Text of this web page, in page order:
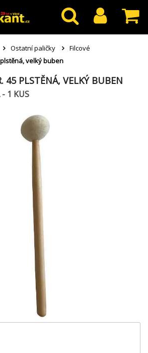
Ostatní paličky
Filcové
velký buben
45 PLSTĚNÁ, VELKÝ BUBEN
1 KUS